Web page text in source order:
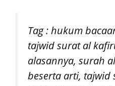
Tag : hukum
tajwid surat al
alasannya, surah
beserta arti, tajwid